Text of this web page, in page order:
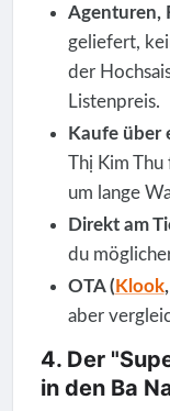
Agenturen,
geliefert,
der
Listenpreis.
Kaufe über
Thị Kim Thu
um lange
Direkt am
du
OTA ( Klook
aber
4. Der
in den Ba